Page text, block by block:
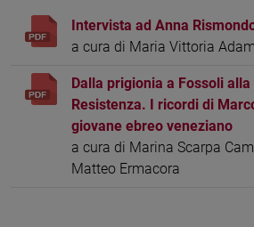
Intervista ad Anna
a cura di Maria Vittoria
Dalla prigionia a Fossoli alla
Resistenza. I ricordi di
giovane ebreo veneziano
a cura di Marina Scarpa
Matteo Ermacora